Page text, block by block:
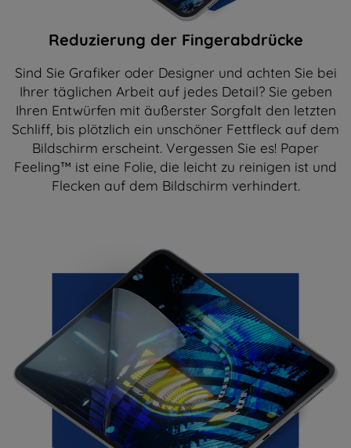
Reduzierung der Fingerabdrücke
Sind Sie Grafiker oder Designer und achten Sie bei
Ihrer täglichen Arbeit auf jedes Detail? Sie geben
Ihren Entwürfen mit äußerster Sorgfalt den letzten
Schliff, bis plötzlich ein unschöner Fettfleck auf dem
Bildschirm erscheint. Vergessen Sie es! Paper
Feeling™ ist eine Folie, die leicht zu reinigen ist und
Flecken auf dem Bildschirm verhindert.